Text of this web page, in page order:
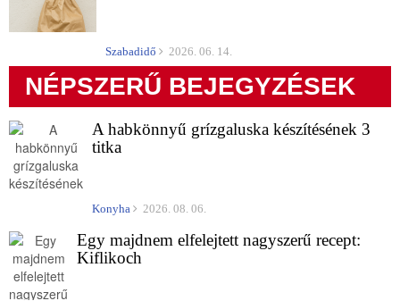
Szabadidő 2026. 06. 14.
NÉPSZERŰ BEJEGYZÉSEK
A habkönnyű grízgaluska készítésének 3
titka
Konyha 2026. 08. 06.
Egy majdnem elfelejtett nagyszerű recept:
Kiflikoch